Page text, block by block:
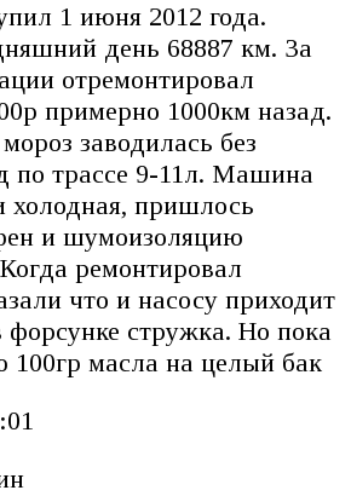
1 июня 2012 года.
день 68887 км. За
отремонтировал
примерно 1000км назад.
заводилась без
по трассе 9-11л. Машина
холодная, пришлось
и шумоизоляцию
ремонтировал
что и насосу приходит
форсунке стружка. Но пока
100гр масла на целый бак